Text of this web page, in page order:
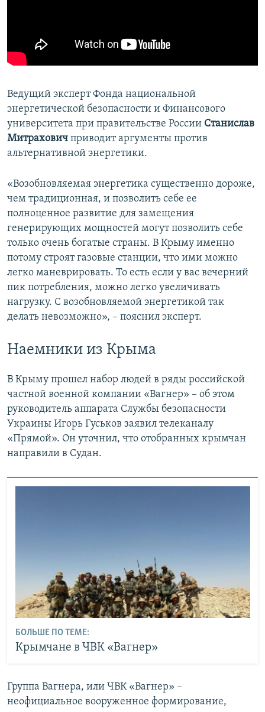
Ведущий эксперт Фонда национальной
энергетической безопасности и Финансового
университета при правительстве России Станислав
Митрахович приводит аргументы против
альтернативной энергетики.
«Возобновляемая энергетика существенно дороже,
чем традиционная, и позволить себе ее
полноценное развитие для замещения
генерирующих мощностей могут позволить себе
только очень богатые страны. В Крыму именно
потому строят газовые станции, что ими можно
легко маневрировать. То есть если у вас вечерний
пик потребления, можно легко увеличивать
нагрузку. С возобновляемой энергетикой так
делать невозможно», – пояснил эксперт.
Наемники из Крыма
В Крыму прошел набор людей в ряды российской
частной военной компании «Вагнер» – об этом
руководитель аппарата Службы безопасности
Украины Игорь Гуськов заявил телеканалу
«Прямой». Он уточнил, что отобранных крымчан
направили в Судан.
БОЛЬШЕ ПО ТЕМЕ:
Крымчане в ЧВК «Вагнер»
Группа Вагнера, или ЧВК «Вагнер» –
неофициальное вооруженное формирование,